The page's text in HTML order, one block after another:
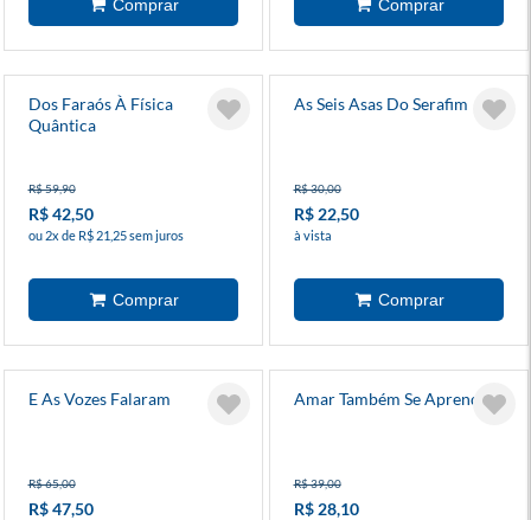
Dos Faraós À Física
Quântica
R$ 59,90
R$ 42,50
ou 2x de R$ 21,25 sem juros
As Seis Asas Do Serafim
R$ 30,00
R$ 22,50
à vista
E As Vozes Falaram
R$ 65,00
R$ 47,50
Amar Também Se Aprende
R$ 39,00
R$ 28,10